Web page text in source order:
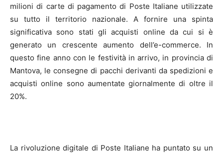
milioni di carte di pagamento di Poste Italiane utilizzate
su tutto il territorio nazionale. A fornire una spinta
significativa sono stati gli acquisti online da cui si è
generato un crescente aumento dell’e-commerce. In
questo fine anno con le festività in arrivo, in provincia di
Mantova, le consegne di pacchi derivanti da spedizioni e
acquisti online sono aumentate giornalmente di oltre il
20%.
La rivoluzione digitale di Poste Italiane ha puntato su un